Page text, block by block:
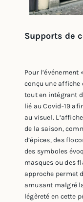
Supports de
Pour l’événement
conçu une affiche
tout en intégrant
lié au Covid-19
au visuel.
de la saison,
d’épices, des
des symboles
masques ou des
approche permet
amusant malgré
légèreté en cette